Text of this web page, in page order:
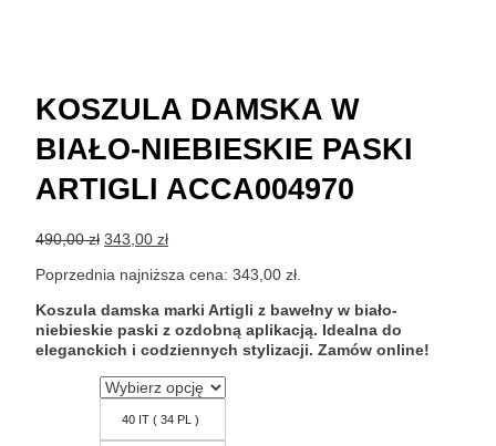
KOSZULA DAMSKA W
BIAŁO-NIEBIESKIE PASKI
ARTIGLI ACCA004970
490,00zł Pierwotna
wynosiła:
343,00 złAktualna
wynosi:
Poprzednia najniższa cena: 343,00 zł
Koszula damska marki Artigli z bawełny w biało-
niebieskie paski z ozdobną aplikacją. Idealna do
eleganckich i codziennych stylizacji. Zamów online!
40 IT ( 34 PL )